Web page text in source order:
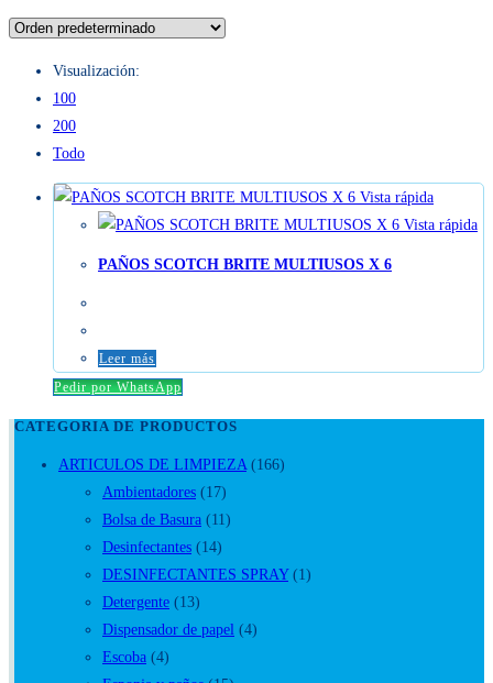
Ofertas
Visualización:
100
200
Todo
Vista rápida
Leer más
Pedir por WhatsApp
CATEGORIA DE PRODUCTOS
ARTICULOS DE LIMPIEZA
Ambientadores (17)
Bolsa de Basura (11)
Desinfectantes (14)
DESINFECTANTES SPRAY
Detergente (13)
Dispensador de papel